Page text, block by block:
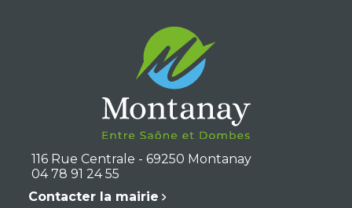
116 Rue Centrale - 69250 Montanay
04 78 91 24 55
Contacter la mairie